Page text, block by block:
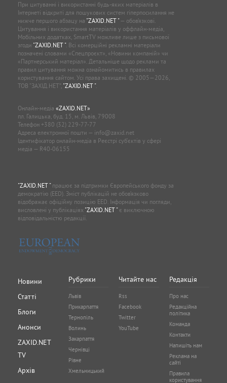
При цитуванні і використанні будь-яких матеріалів в
Інтернеті відкриті для пошукових систем гіперпосилання не
нижче першого абзацу на "ZAXID.NET "— обов’язкові.
Цитування і використання матеріалів у оффлайн-медіа,
Мобільних додатках, SmartTV можливе лише з письмової
згоди "ZAXID.NET ". Всі комерційні рекламні матеріали
позначені словами «Спецпроєкт», «Новини компаній» чи
«Партнерський матеріал». Детальніше щодо реклами та
правил цитування можна ознайомитись в правилах
користування сайтом. Усі права захищені. © 2005—2026,
ТОВ “ЗАХІД.НЕТ”, "ZAXID.NET ".
Онлайн-медіа «ZAXID.NET»
пл. Галицька, буд. 15, м. Львів, 79008
Телефон +380 (32) 229-77-77
Адреса електронної пошти — info@zaxid.net
Ідентифікатор онлайн-медіа в Реєстрі суб'єктів у сфері
медіа — R40-06155
"ZAXID.NET "працює за підтримки Європейського фонду за
демократію (EED). Зміст публікацій не обов’язково
відображає офіційну позицію EED. Інформація чи погляди,
висловлені у публікаціях "ZAXID.NET "є виключною
відповідальністю редакції.
Новини
Статті
Блоги
Анонси
ZAXID.NET
TV
Архів
Рубрики
Львів
Прикарпаття
Тернопіль
Волинь
Закарпаття
Чернівці
Рівне
Хмельницький
Читайте нас
Rss
Facebook
Twitter
YouTube
Редакція
Про нас
Редакційна
політика
Команда
Контакти
Напишіть нам
Реклама на
сайті
Правила
користування